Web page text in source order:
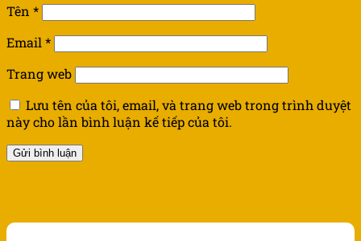
Tên *
Email *
Trang web
Lưu tên của tôi, email, và trang web trong trình duyệt
này cho lần bình luận kế tiếp của tôi.